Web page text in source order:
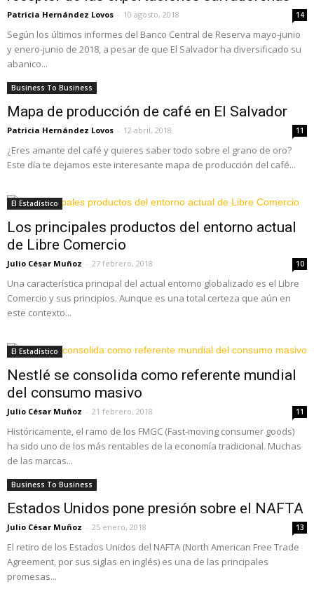
Patricia Hernández Lovos - 10 agosto, 2018 14
Según los últimos informes del Banco Central de Reserva mayo-junio
y enero-junio de 2018, a pesar de que El Salvador ha diversificado su
abanico...
Business To Business
Mapa de producción de café en El Salvador
Patricia Hernández Lovos - 12 abril, 2018 11
¿Eres amante del café y quieres saber todo sobre el grano de oro?
Este día te dejamos este interesante mapa de producción del café...
El Estadístico
Los principales productos del entorno actual
de Libre Comercio
Julio César Muñoz - 27 febrero, 2018 10
Una característica principal del actual entorno globalizado es el Libre
Comercio y sus principios. Aunque es una total certeza que aún en
este contexto...
El Estadístico
Nestlé se consolida como referente mundial
del consumo masivo
Julio César Muñoz - 21 febrero, 2018 11
Históricamente, el ramo de los FMGC (Fast-moving consumer goods)
ha sido uno de los más rentables de la economía tradicional. Muchas
de las marcas...
Business To Business
Estados Unidos pone presión sobre el NAFTA
Julio César Muñoz - 25 enero, 2018 13
El retiro de los Estados Unidos del NAFTA (North American Free Trade
Agreement, por sus siglas en inglés) es una de las principales
promesas...